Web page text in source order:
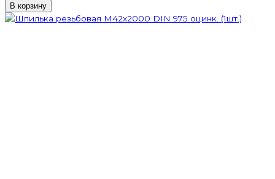
В корзину